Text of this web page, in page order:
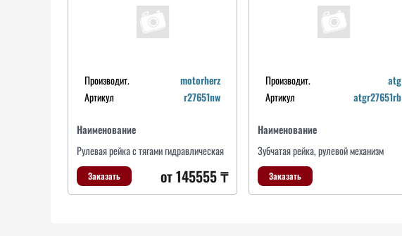
Производит.
motorherz
Артикул
r27651nw
Наименование
Рулевая рейка с тягами гидравлическая
Заказать от 145555 ₸
Производит.
atg
Артикул
atgr27651rb
Наименование
Зубчатая рейка, рулевой механизм
Заказать